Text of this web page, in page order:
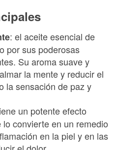
: el aceite esencial de
por sus poderosas
Su aroma suave y
la mente y reducir el
la sensación de paz y
un potente efecto
convierte en un remedio
en la piel y en las